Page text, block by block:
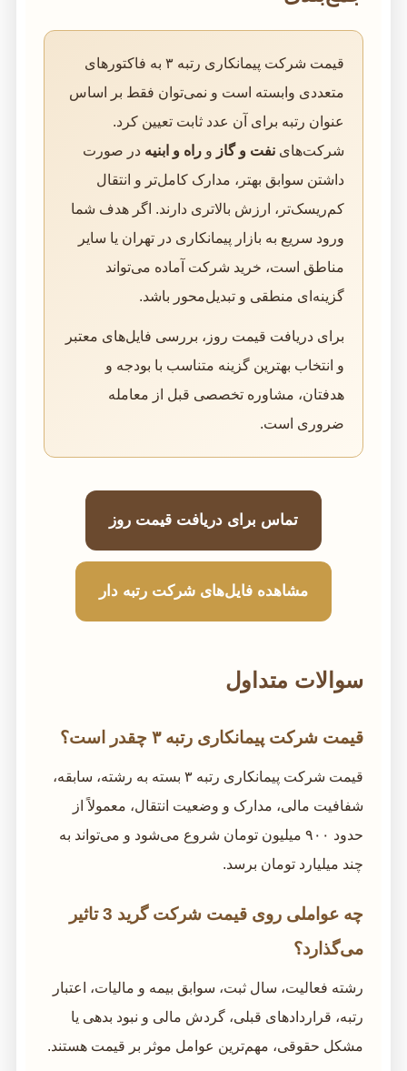
قیمت شرکت پیمانکاری رتبه ۳ به فاکتورهای
متعددی وابسته است و نمی‌توان فقط بر اساس
عنوان رتبه برای آن عدد ثابت تعیین کرد.
شرکت‌های نفت و گاز و راه و ابنیه در صورت
داشتن سوابق بهتر، مدارک کامل‌تر و انتقال
کم‌ریسک‌تر، ارزش بالاتری دارند. اگر هدف شما
ورود سریع به بازار پیمانکاری در تهران یا سایر
مناطق است، خرید شرکت آماده می‌تواند
گزینه‌ای منطقی و تبدیل‌محور باشد.
برای دریافت قیمت روز، بررسی فایل‌های معتبر
و انتخاب بهترین گزینه متناسب با بودجه و
هدفتان، مشاوره تخصصی قبل از معامله
ضروری است.
تماس برای دریافت قیمت روز
مشاهده فایل‌های شرکت رتبه دار
سوالات متداول
قیمت شرکت پیمانکاری رتبه ۳ چقدر است؟
قیمت شرکت پیمانکاری رتبه ۳ بسته به رشته، سابقه،
شفافیت مالی، مدارک و وضعیت انتقال، معمولاً از
حدود ۹۰۰ میلیون تومان شروع می‌شود و می‌تواند به
چند میلیارد تومان برسد.
چه عواملی روی قیمت شرکت گرید 3 تاثیر
می‌گذارد؟
رشته فعالیت، سال ثبت، سوابق بیمه و مالیات، اعتبار
رتبه، قراردادهای قبلی، گردش مالی و نبود بدهی یا
مشکل حقوقی، مهم‌ترین عوامل موثر بر قیمت هستند.